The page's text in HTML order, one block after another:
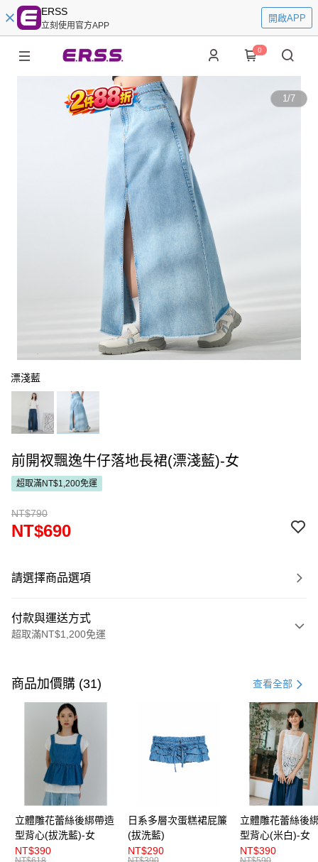
ERSS
立刻使用官方APP
開啟APP
0
1/7
漂淺藍
前開衩飄逸牛仔落地長裙(漂淺藍)-女
超取滿NT$1,200免運
NT$790
NT$690
請選擇商品選項
付款與運送方式
超取滿NT$1,200免運
信用卡一次付款
超商取貨付款
LINE Pay
Apple Pay
街口支付
悠遊付
AFTEE先享後付
相關說明
商品加價購 (31) 查看全部
立體雕花蕾絲後綁帶造
型背心(拔洗藍)-女
NT$390
日系多層次蛋糕裙屁簾
(拔洗藍)
NT$290
立體雕花蕾絲後
型背心(米白)-女
NT$390